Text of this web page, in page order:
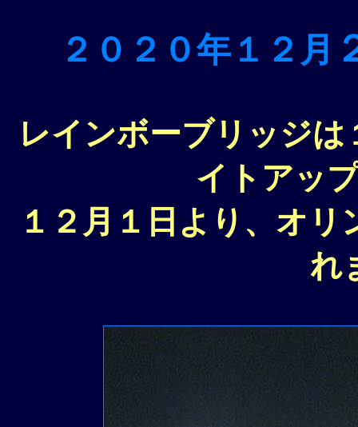
２０２０年１２月
レインボーブリッジ
イトアッ
１２月１日より、オ
れ